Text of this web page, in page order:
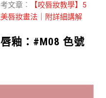
文章︰
【咬唇妝教學】5
唇妝畫法｜附詳細講解
釉 ：#M08 色號